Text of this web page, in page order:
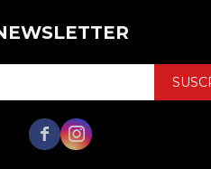
 